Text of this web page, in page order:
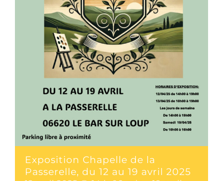
Exposition Chapelle de la
Passerelle, du 12 au 19 avril 2025